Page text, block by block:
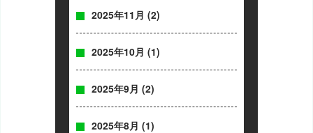
2025年11月 (2)
2025年10月 (1)
2025年9月 (2)
2025年8月 (1)